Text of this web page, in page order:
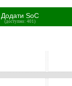
Додати SoC
(доступно: 401)